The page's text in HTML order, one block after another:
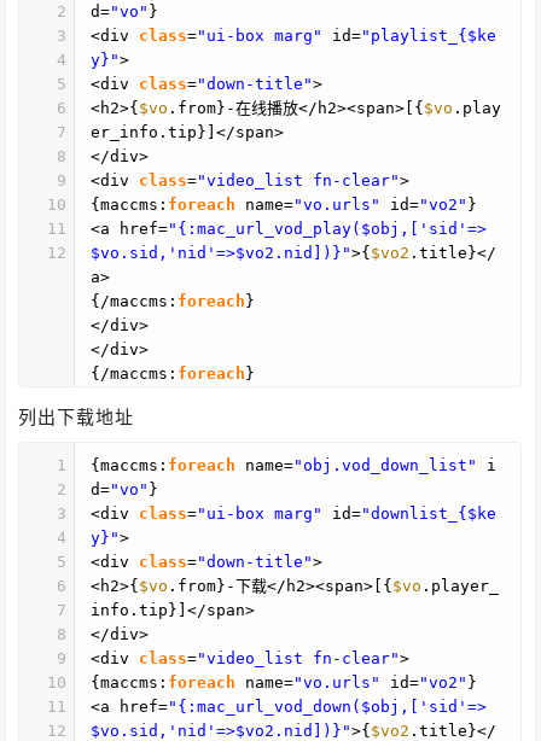
2
3
4
5
6
7
8
9
10
11
12
d="vo" }
<div class="ui-box marg" id="playlist_{$ke
y}">
<div class="down-title">
<h2>{$vo .from}-在线播放</h2><span>[{$vo .play
er_info.tip}]</span>
</div>
<div class="video_list fn-clear">
{maccms: foreach name="vo.urls" id="vo2" }
<a href="{:mac_url_vod_play($obj,['sid'=>
$vo.sid,'nid'=>$vo2.nid])}">{$vo2 .title}</
a>
{/maccms: foreach}
</div>
</div>
{/maccms: foreach}
列出下载地址
1
2
3
4
5
6
7
8
9
10
11
12
{maccms: foreach name="obj.vod_down_list"
i
d="vo" }
<div class="ui-box marg" id="downlist_{$ke
y}">
<div class="down-title">
<h2>{$vo .from}-下载</h2><span>[{$vo .player_
info.tip}]</span>
</div>
<div class="video_list fn-clear">
{maccms: foreach name="vo.urls" id="vo2" }
<a href="{:mac_url_vod_down($obj,['sid'=>
$vo.sid,'nid'=>$vo2.nid])}">{$vo2 .title}</